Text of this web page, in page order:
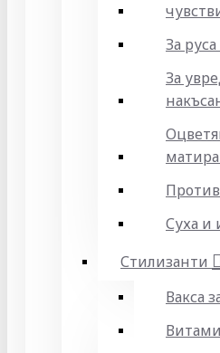
За руса
За
Суха и
Стилизанти
Вакса